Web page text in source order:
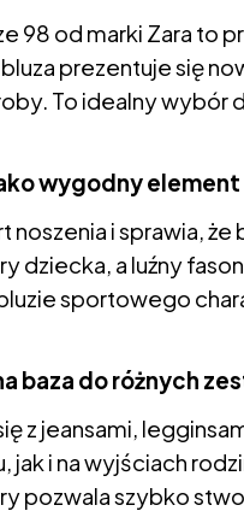
98 od marki Zara
prezentuje się
To idealny
wygodny
i sprawia,
dziecka, a luźny
sportowego
baza do różnych
z jeansami,
i na wyjściach
pozwala szybko